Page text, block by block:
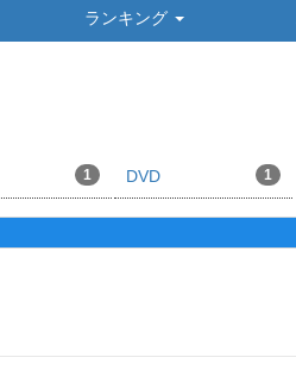
ランキング
1 DVD 1